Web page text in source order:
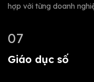
hợp với từng doanh
07
Giáo dục số